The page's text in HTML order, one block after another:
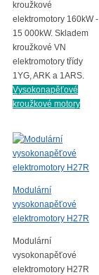
kroužkové
elektromotory 160kW -
15 000kW. Skladem
kroužkové VN
elektromotory třídy
1YG, ARK a 1ARS.
Vysokonapěťové
kroužkové motory
Modulární
vysokonapěťové
elektromotory H27R
Modulární
vysokonapěťové
elektromotory H27R